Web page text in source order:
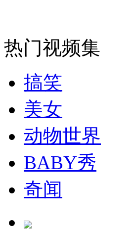
消防员救轻生者 花炮节热闹非凡
司机酒驾遇交警 急速倒车逃窜
热门视频集
搞笑
美女
动物世界
BABY秀
奇闻